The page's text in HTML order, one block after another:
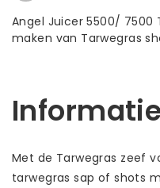
Angel Juicer 5500/ 7500
maken van Tarwegras
Informatie
Met de Tarwegras zeef
tarwegras sap of shots